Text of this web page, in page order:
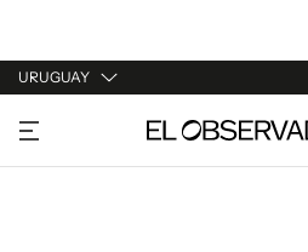
URUGUAY
URUGUAY
ARGENTINA